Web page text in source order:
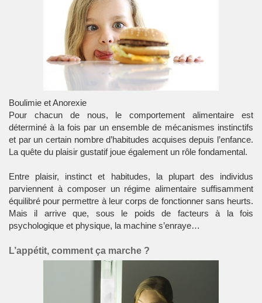
Boulimie et Anorexie
Pour chacun de nous, lecomportement alimentaire est
déterminé à la fois par un ensemble de mécanismes instinctifs
et par un certain nombre d’habitudes acquises depuis l’enfance.
La quête du plaisir gustatif joue également un rôle fondamental.
Entre plaisir, instinct et habitudes, la plupart des individus
parviennent à composer un régime alimentairesuffisamment
équilibré pour permettre à leur corps de fonctionner sans heurts.
Mais il arrive que, sous le poids de facteurs à la fois
psychologique et physique, la machine s’enraye…
L’appétit, comment ça marche ?